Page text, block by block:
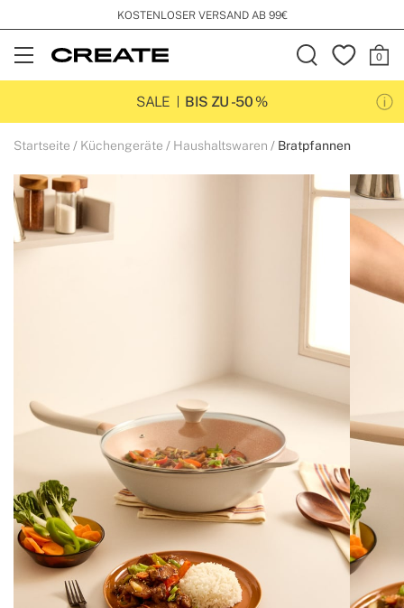
ABONNIERE UNSEREN
Open
Menu
SALE
BIS ZU -50 %
Startseite Küchengeräte Haushaltswaren Bratpfannen